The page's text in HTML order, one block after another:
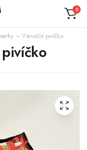
0
– Vánoční pivíčko